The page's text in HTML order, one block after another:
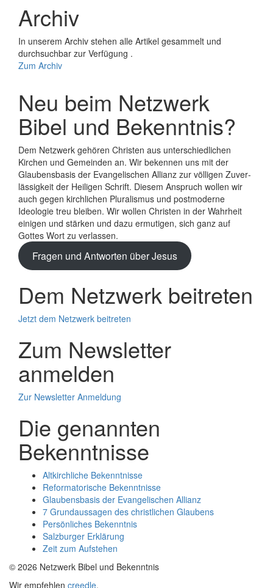
Archiv
In unserem Archiv stehen alle Artikel gesammelt und
durchsuchbar zur Verfügung .
Zum Archiv
Neu beim Netzwerk
Bibel und Bekenntnis?
Dem Netzwerk gehören Christen aus unterschiedlichen
Kirchen und Gemeinden an. Wir bekennen uns mit der
Glaubens­basis der Evange­lischen Allianz zur völligen Zuver­
lässigkeit der Heiligen Schrift. Diesem Anspruch wollen wir
auch gegen kirchlichen Plura­lismus und post­moderne
Ideologie treu bleiben. Wir wollen Christen in der Wahrheit
einigen und stärken und dazu ermutigen, sich ganz auf
Gottes Wort zu verlassen.
Fragen und Antworten über Jesus
Dem Netzwerk beitreten
Jetzt dem Netzwerk beitreten
Zum Newsletter
anmelden
Zur Newsletter Anmeldung
Die genannten
Bekenntnisse
Altkirchliche Bekenntnisse
Reformatorische Bekenntnisse
Glaubensbasis der Evangelischen Allianz
7 Grundaussagen des christlichen Glaubens
Persönliches Bekenntnis
Salzburger Erklärung
Zeit zum Aufstehen
© 2026 Netzwerk Bibel und Bekenntnis
Wir empfehlen creedle.